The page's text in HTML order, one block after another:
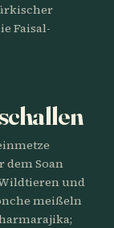
Faisal-
dem Soan
und
meißeln